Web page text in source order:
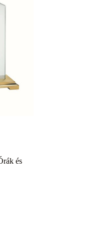
és